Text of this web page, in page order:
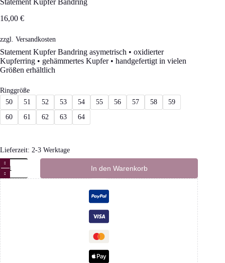
Statement Kupfer Bandring
16,00 €
zzgl. Versandkosten
Statement Kupfer Bandring asymetrisch • oxidierter
Kupferring • gehämmertes Kupfer • handgefertigt in vielen
Größen erhältlich
Ringgröße
50
51 52 53 54 55 56 57 58
59
60
61 62 63 64
Lieferzeit: 2-3 Werktage
Statement
Kupfer
Bandring
Menge
In den Warenkorb